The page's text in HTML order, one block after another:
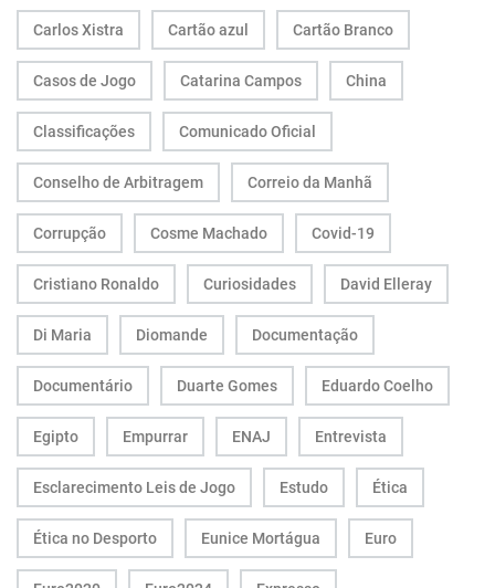
Carlos Xistra Cartão azul Cartão Branco
Casos de Jogo Catarina Campos China
Classificações Comunicado Oficial
Conselho de Arbitragem Correio da Manhã
Corrupção Cosme Machado Covid-19
Cristiano Ronaldo Curiosidades David Elleray
Di Maria Diomande Documentação
Documentário Duarte Gomes Eduardo Coelho
Egipto Empurrar ENAJ Entrevista
Esclarecimento Leis de Jogo Estudo Ética
Ética no Desporto Eunice Mortágua Euro